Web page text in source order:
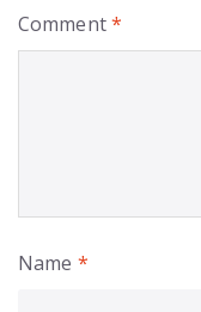
Comment*
Name *